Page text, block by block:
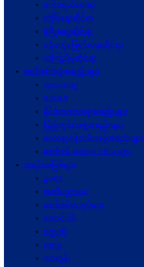
ဖက်ဒရယ်ရေးရာ
လုံခြုံရေးဆိုင်ရာ
ဖွံဖြိုးရေးဆိုင်ရာ
ပဋိပက္ခ‌ဖြေရှင်းရေးဆိုင်ရာ
ယုံကြည်မှုဆိုင်ရာ
ဆက်စပ်အဖွဲ့အစည်းများ
ကုလသမဂ္ဂ
ASEAN
နိုင်ငံတကာအဖွဲ့အစည်းများ
ပြည်တွင်းအဖွဲ့အစည်းများ
စေတနာ့ဝန်ထမ်းအဖွဲ့အစည်းများ
ဆက်စပ် Website URLs များ
အရင်းအမြစ်များ
ဥပဒေ
အသိပညာပေး
ဆက်စပ်စာအုပ်များ
ဆောင်းပါး
ဝတ္ထုတို
ကဗျာ
ကာတွန်း